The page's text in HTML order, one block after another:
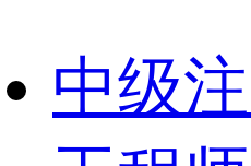
中级